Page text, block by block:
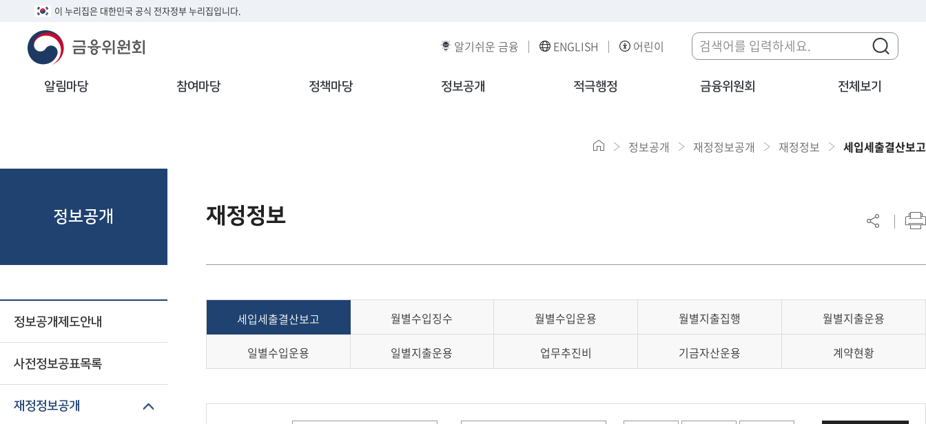
이 누리집은 대한민국 공식 전자정부 누리집입니다.
알기쉬운 금융 ENGLISH 어린이
알림마당 참여마당 정책마당 정보공개 적극행정 금융위원회 전체보기
정보공개
정보공개제도안내
사전정보공표목록
재정정보공개
정보공개 재정정보공개 재정정보 세입세출결산보고
재정정보
세입세출결산보고 월별수입징수 월별수입운용 월별지출집행 월별지출운용
일별수입운용 일별지출운용 업무추진비 기금자산운용 계약현황